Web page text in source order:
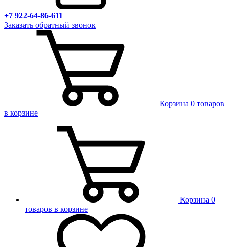
+7 922-64-86-611
Заказать обратный звонок
Корзина 0 товаров
в корзине
Корзина 0
товаров в корзине